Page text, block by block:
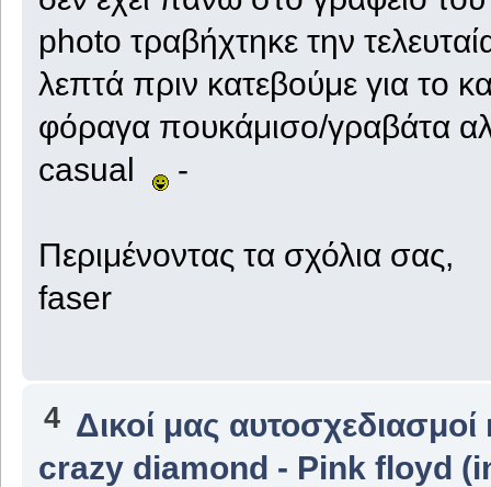
photo τραβήχτηκε την
λεπτά πριν κατεβούμε για το
φόραγα πουκάμισο/γραβάτα
casual
-
Περιμένοντας τα σχόλια σας,
faser
4 Δικοί μας αυτοσχεδιασμοί
crazy diamond - Pink floyd